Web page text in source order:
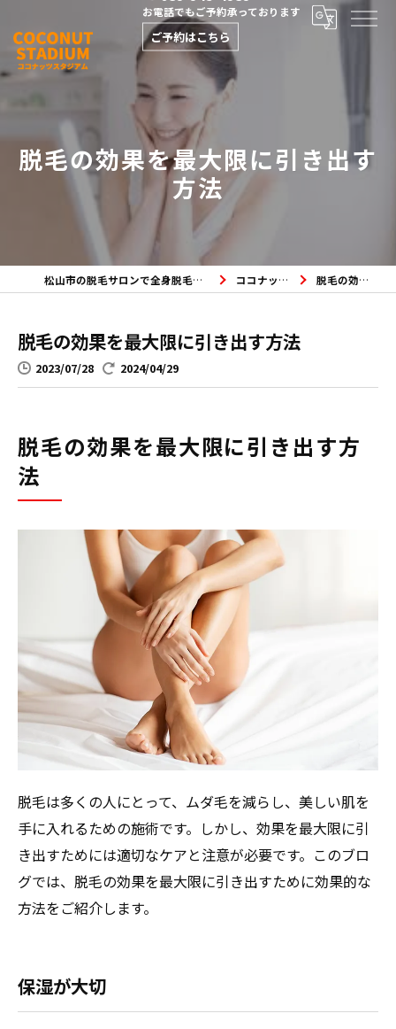
お電話でもご予約承っております
ご予約はこちら
脱毛の効果を最大限に引き出す
方法
松山市の脱毛サロンで全身脱毛・メンズ脱毛・フェイシャルエステならココナッツスタジアムへ ココナッツスタジアムのブログ 脱毛の効果を最大限に引き出す方法
脱毛の効果を最大限に引き出す方法
2023/07/28 2024/04/29
脱毛の効果を最大限に引き出す方
法
脱毛は多くの人にとって、ムダ毛を減らし、美しい肌を
手に入れるための施術です。しかし、効果を最大限に引
き出すためには適切なケアと注意が必要です。このブロ
グでは、脱毛の効果を最大限に引き出すために効果的な
方法をご紹介します。
保湿が大切